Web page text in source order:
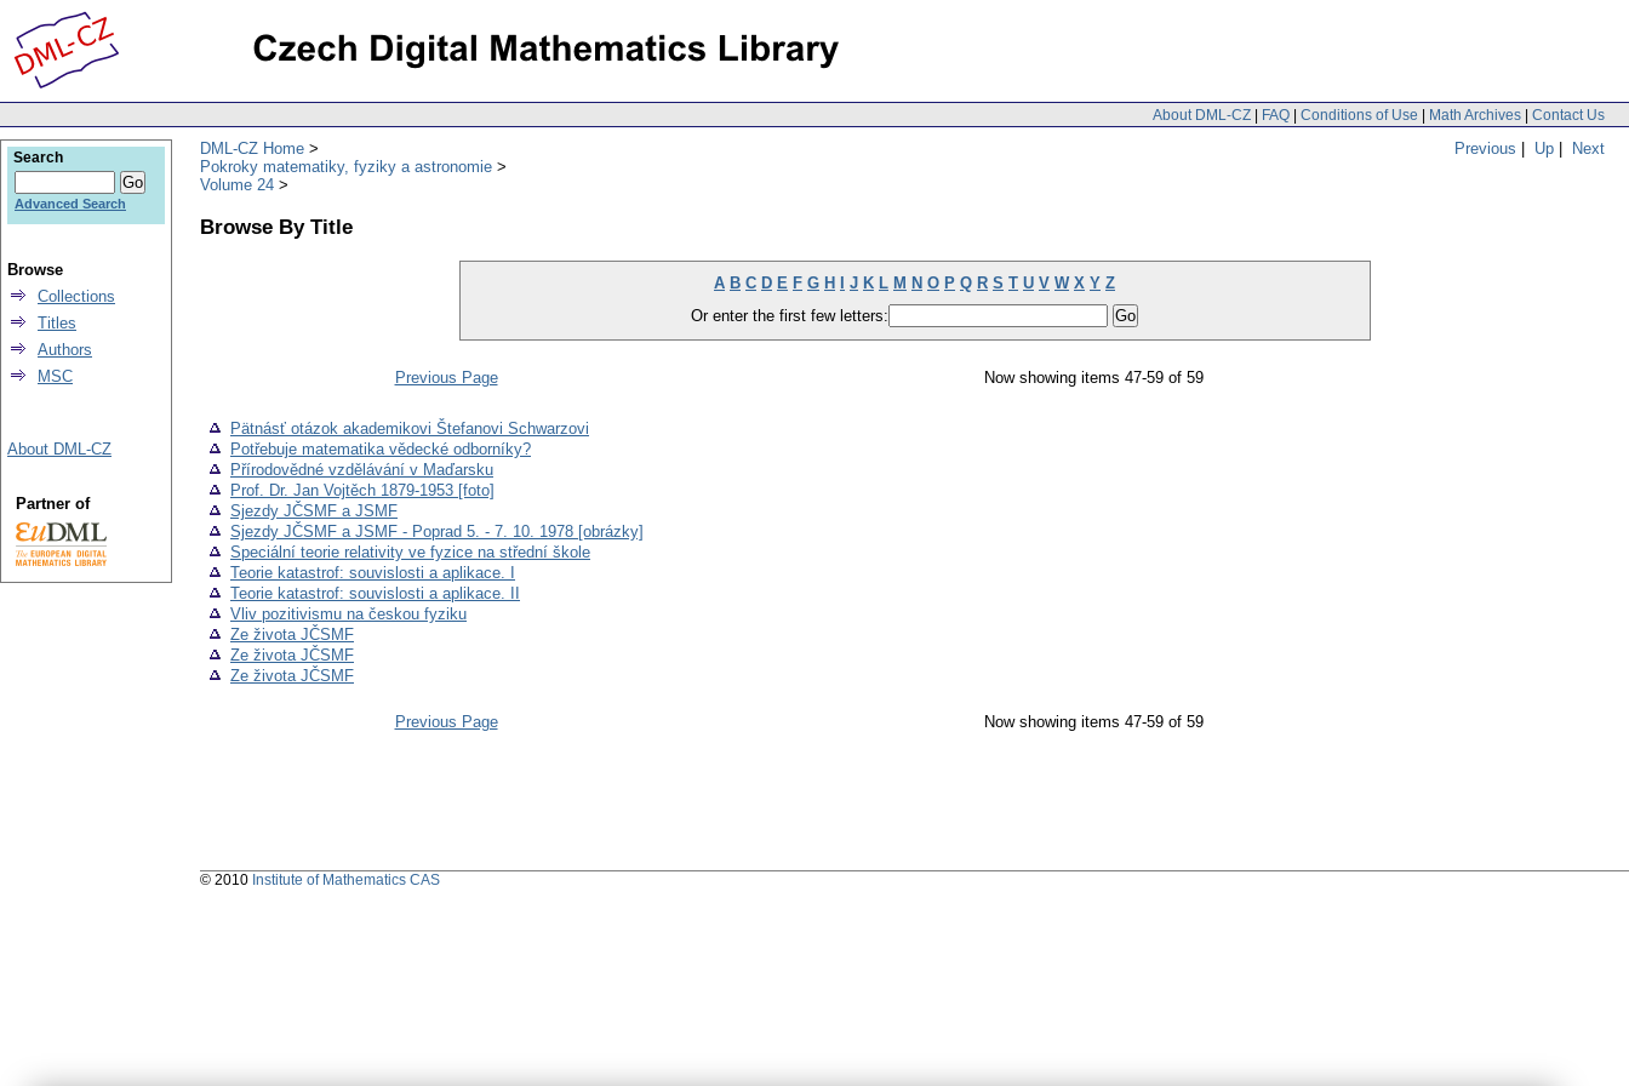
About DML-CZ | FAQ | Conditions of Use | Math Archives | Contact Us
Previous | Up | Next
DML-CZ Home
Pokroky matematiky, fyziky a astronomie
Volume 24
Browse By Title
A B C D E F G H J K L M N O P Q R S T U V W X Y Z
Or enter the first few letters:
Previous Page Now showing items 47-59 of 59
Pätnásť otázok akademikovi Štefanovi Schwarzovi
Potřebuje matematika vědecké odborníky?
Přírodovědné vzdělávání v Maďarsku
Prof. Dr. Jan Vojtěch 1879-1953 [foto]
Sjezdy JČSMF a JSMF
Sjezdy JČSMF a JSMF - Poprad 5. - 7. 10. 1978 [obrázky]
Speciální teorie relativity ve fyzice na střední škole
Teorie katastrof: souvislosti a aplikace. I
Teorie katastrof: souvislosti a aplikace. II
Vliv pozitivismu na českou fyziku
Ze života JČSMF
Ze života JČSMF
Ze života JČSMF
Previous Page Now showing items 47-59 of 59
Search
Advanced Search
Browse
Collections
Titles
Authors
MSC
About DML-CZ
Partner of
© 2010 Institute of Mathematics CAS